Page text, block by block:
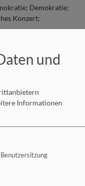
Demokratie;
Konzert;
für
und
Informationen